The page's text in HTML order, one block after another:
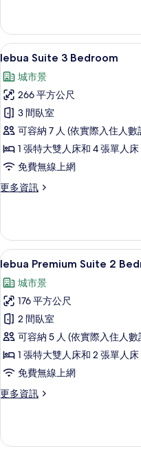
的
所
有
相
片
Suite
River
View
51st-
52nd
Floor
的
詳
情
顯
示
lebua
Suite
3
Bedroom
的
所
有
10
lebua Suite 3 Bedroom
城市景
266 平方公尺
3 間臥室
可容納 7 人 (依實際入住人數
1 張特大雙人床和 4 張單人床
免費無線上網
更多資訊
更
3
Bedroom
的
情
顯
示
lebua
Premium
Suite
2
Bedroom
的
所
片
10
lebua Premium Suite 2
城市景
176 平方公尺
2 間臥室
可容納 5 人 (依實際入住人數
1 張特大雙人床和 2 張單人床
免費無線上網
更多資訊
更
Suite